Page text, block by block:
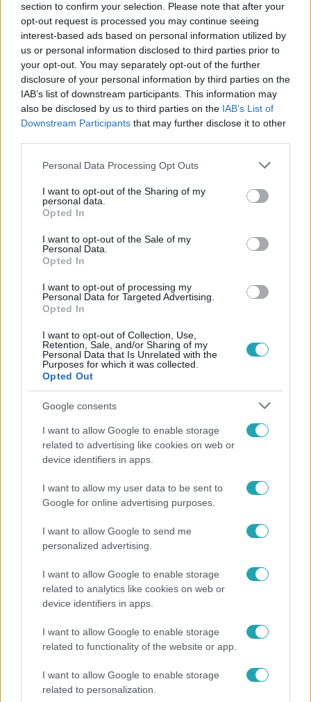
section to confirm your selection. Please note that after your
opt-out request is processed you may continue seeing
interest-based ads based on personal information utilized by
us or personal information disclosed to third parties prior to
your opt-out. You may separately opt-out of the further
disclosure of your personal information by third parties on the
IAB’s list of downstream participants. This information may
also be disclosed by us to third parties on the IAB’s List of
Downstream Participants that may further disclose it to other
Please note that this website/app uses one or more Google
not limited to your visit or usage behaviour. You may click to
grant or deny consent to Google and its third-party tags to
use your data for below specified purposes in below Google
consent section.
Personal Data Processing Opt Outs
I want to opt-out of the Sharing of my
personal data.
Opted In
I want to opt-out of the Sale of my
Personal Data.
Opted In
I want to opt-out of processing my
Personal Data for Targeted Advertising.
Opted In
I want to opt-out of Collection, Use,
Retention, Sale, and/or Sharing of my
Personal Data that Is Unrelated with the
Purposes for which it was collected.
Opted Out
Google consents
I want to allow Google to enable storage
related to advertising like cookies on web or
device identifiers in apps.
I want to allow my user data to be sent to
Google for online advertising purposes.
I want to allow Google to send me
personalized advertising.
I want to allow Google to enable storage
related to analytics like cookies on web or
device identifiers in apps.
I want to allow Google to enable storage
related to functionality of the website or app.
I want to allow Google to enable storage
related to personalization.
Követem
A SÉF MEG A TÖBBIEK # FORGATÓKÖNYV
#EXTRA VIDEÓK #KULISSZÁK #SCHNEIDER ZOLTÁN
Népszerű
Fókusz
Megdöbbentő állapotban maradt meg az inotai
hőerőmű egykori központja